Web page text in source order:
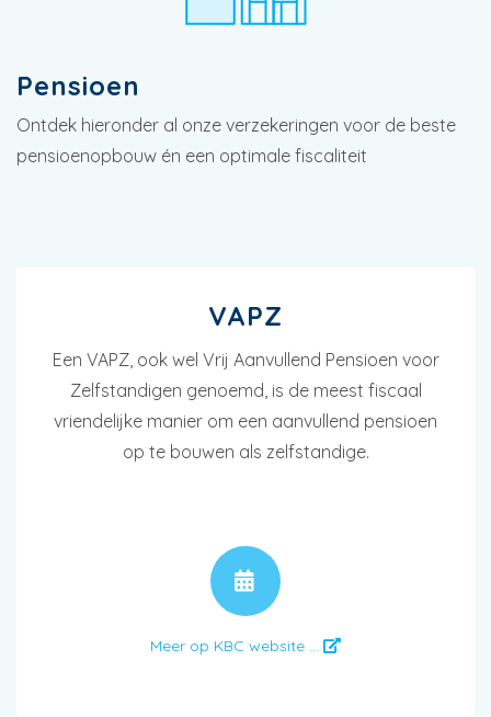
Pensioen
Ontdek hieronder al onze verzekeringen voor de beste
pensioenopbouw én een optimale fiscaliteit
VAPZ
Een VAPZ, ook wel Vrij Aanvullend Pensioen voor
Zelfstandigen genoemd, is de meest fiscaal
vriendelijke manier om een aanvullend pensioen
op te bouwen als zelfstandige.
Meer op KBC website ...